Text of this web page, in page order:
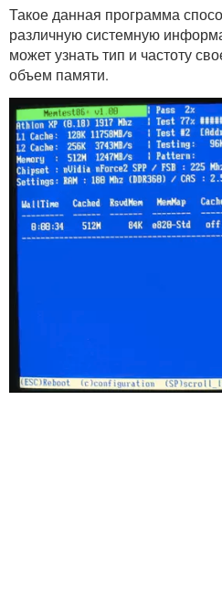
Такое данная программа
различную системную
может узнать тип и частоту
объем памяти.